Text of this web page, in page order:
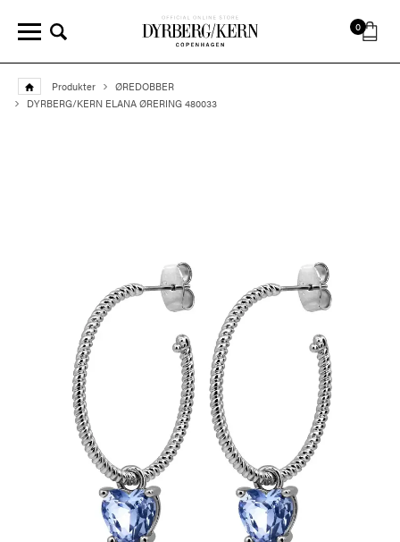
0
Produkter
ØREDOBBER
DYRBERG/KERN ELANA ØRERING 480033